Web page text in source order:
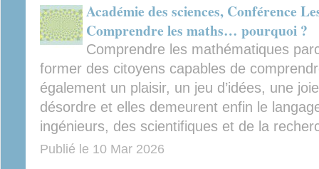
Académie des sciences, Conférence
Comprendre les maths… pourquoi ?
Comprendre les mathématiques
former des citoyens capables de
également un plaisir, un jeu d’idées, une
désordre et elles demeurent enfin le
ingénieurs, des scientifiques et de la
Publié le 10 Mar 2026